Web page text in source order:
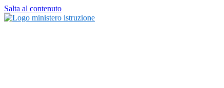
Salta al contenuto